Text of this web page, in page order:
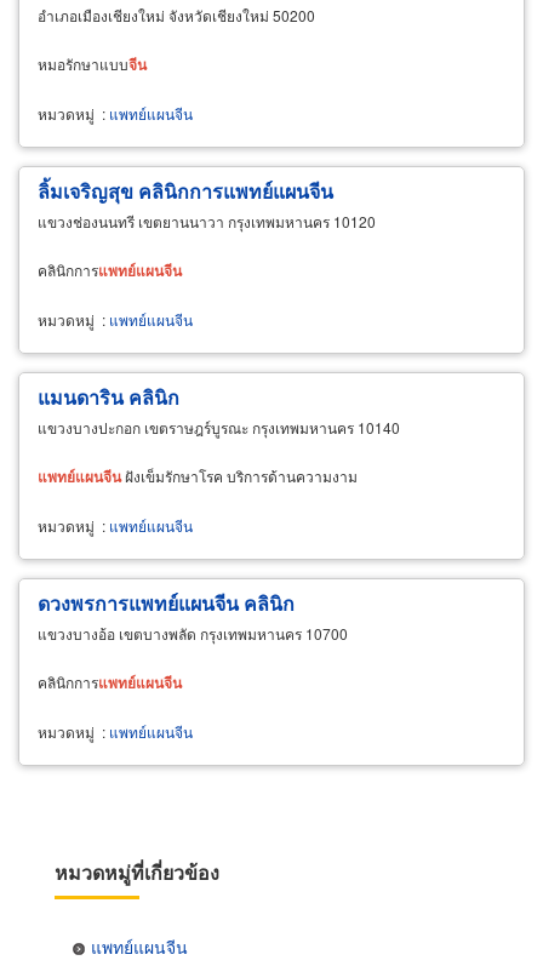
อำเภอเมืองเชียงใหม่ จังหวัดเชียงใหม่ 50200
หมอรักษาแบบจีน
หมวดหมู่ : แพทย์แผนจีน
ลิ้มเจริญสุข คลินิกการแพทย์แผนจีน
แขวงช่องนนทรี เขตยานนาวา กรุงเทพมหานคร 10120
คลินิกการแพทย์แผนจีน
หมวดหมู่ : แพทย์แผนจีน
แมนดาริน คลินิก
แขวงบางปะกอก เขตราษฎร์บูรณะ กรุงเทพมหานคร 10140
แพทย์แผนจีนฝังเข็มรักษาโรค บริการด้านความงาม
หมวดหมู่ : แพทย์แผนจีน
ดวงพรการแพทย์แผนจีน คลินิก
แขวงบางอ้อ เขตบางพลัด กรุงเทพมหานคร 10700
คลินิกการแพทย์แผนจีน
หมวดหมู่ : แพทย์แผนจีน
หมวดหมู่ที่เกี่ยวข้อง
แพทย์แผนจีน